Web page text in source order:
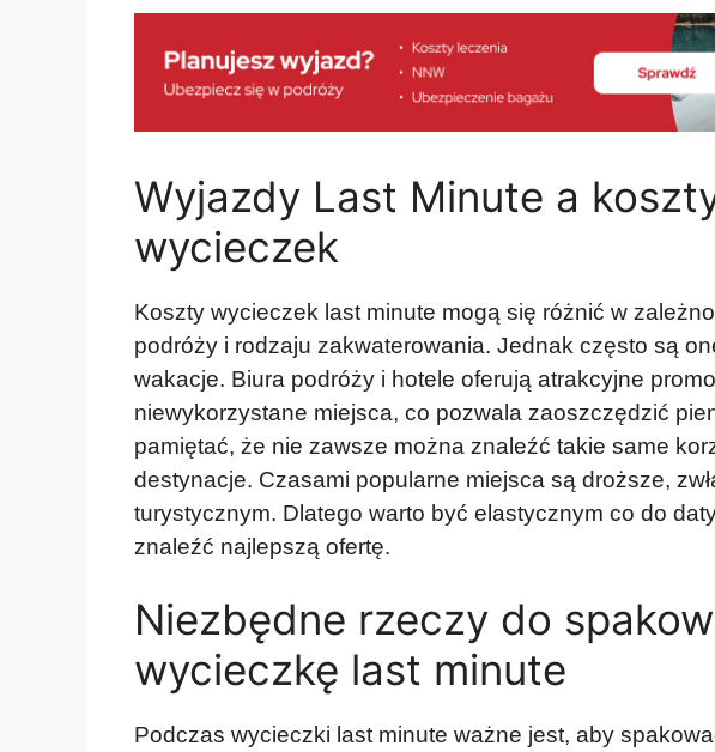
Wyjazdy Last Minute a
wycieczek
Koszty wycieczek last minute mogą się różnić w
podróży i rodzaju zakwaterowania. Jednak często są
wakacje. Biura podróży i hotele oferują atrakcyjne
niewykorzystane miejsca, co pozwala zaoszczędzić
pamiętać, że nie zawsze można znaleźć takie same
destynacje. Czasami popularne miejsca są droższe,
turystycznym. Dlatego warto być elastycznym co do
znaleźć najlepszą ofertę.
Niezbędne rzeczy do
wycieczkę last minute
Podczas wycieczki last minute ważne jest, aby